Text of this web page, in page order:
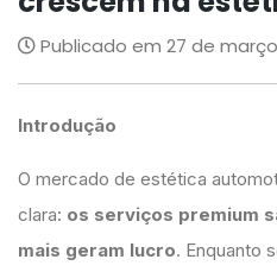
Publicado em 27 de
Introdução
O mercado de estética
clara: os serviços premium
mais geram lucro. Enquanto